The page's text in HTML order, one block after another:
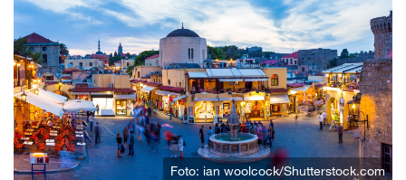
Foto: ian woolcock/Shutterstock.com